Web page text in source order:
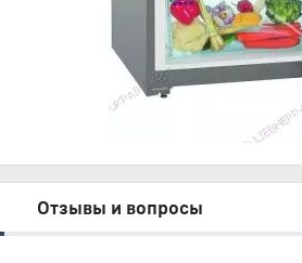
Отзывы и вопросы